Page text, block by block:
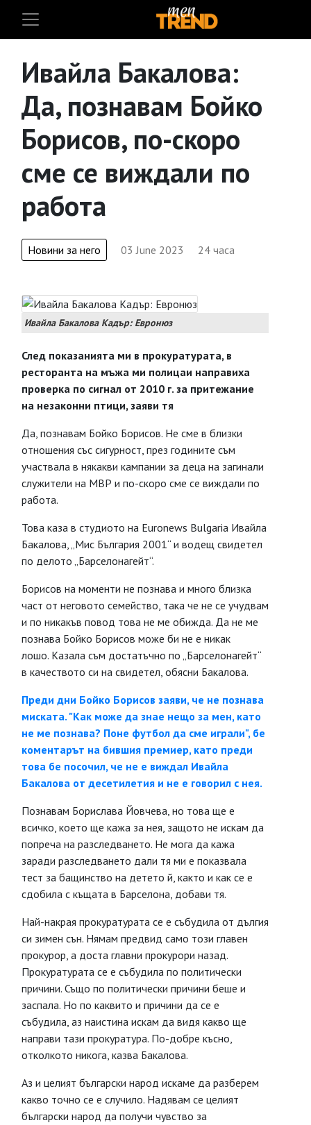
Ивайла Бакалова:
Да, познавам Бойко
Борисов, по-скоро
сме се виждали по
работа
Новини за него 03 June 2023 24 часа
Ивайла Бакалова Кадър: Евронюз
След показанията ми в прокуратурата, в
ресторанта на мъжа ми полицаи направиха
проверка по сигнал от 2010 г. за притежание
на незаконни птици, заяви тя
Да, познавам Бойко Борисов. Не сме в близки
отношения със сигурност, през годините съм
участвала в някакви кампании за деца на загинали
служители на МВР и по-скоро сме се виждали по
работа.
Това каза в студиото на Euronews Bulgaria Ивайла
Бакалова, „Мис България 2001“ и водещ свидетел
по делото „Барселонагейт“.
Борисов на моменти не познава и много близка
част от неговото семейство, така че не се учудвам
и по никакъв повод това не ме обижда. Да не ме
познава Бойко Борисов може би не е никак
лошо. Казала съм достатъчно по „Барселонагейт“
в качеството си на свидетел, обясни Бакалова.
Преди дни Бойко Борисов заяви, че не познава
миската. "Как може да знае нещо за мен, като
не ме познава? Поне футбол да сме играли", бе
коментарът на бившия премиер, като преди
това бе посочил, че не е виждал Ивайла
Бакалова от десетилетия и не е говорил с нея.
Познавам Борислава Йовчева, но това ще е
всичко, което ще кажа за нея, защото не искам да
попреча на разследването. Не мога да кажа
заради разследването дали тя ми е показвала
тест за бащинство на детето й, както и как се е
сдобила с къщата в Барселона, добави тя.
Най-накрая прокуратурата се е събудила от дългия
си зимен сън. Нямам предвид само този главен
прокурор, а доста главни прокурори назад.
Прокуратурата се е събудила по политически
причини. Също по политически причини беше и
заспала. Но по каквито и причини да се е
събудила, аз наистина искам да видя какво ще
направи тази прокуратура. По-добре късно,
отколкото никога, казва Бакалова.
Аз и целият български народ искаме да разберем
какво точно се е случило. Надявам се целият
български народ да получи чувство за